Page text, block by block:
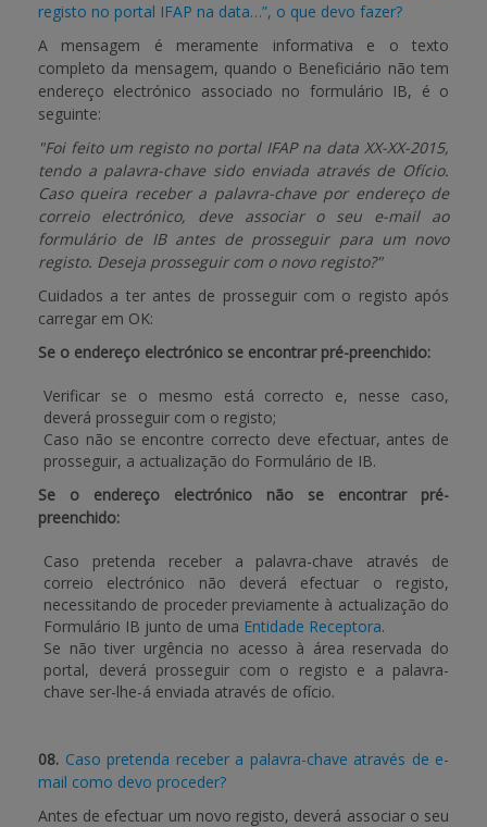
registo no portal IFAP na data…”, o que devo fazer?
A mensagem é meramente informativa e o texto
completo da mensagem, quando o Beneficiário não tem
endereço electrónico associado no formulário IB, é o
seguinte:
"Foi feito um registo no portal IFAP na data XX-XX-2015,
tendo a palavra-chave sido enviada através de Ofício.
Caso queira receber a palavra-chave por endereço de
correio electrónico, deve associar o seu e-mail ao
formulário de IB antes de prosseguir para um novo
registo. Deseja prosseguir com o novo registo?"
Cuidados a ter antes de prosseguir com o registo após
carregar em OK:
Se o endereço electrónico se encontrar pré-preenchido:
Verificar se o mesmo está correcto e, nesse caso,
deverá prosseguir com o registo;
Caso não se encontre correcto deve efectuar, antes de
prosseguir, a actualização do Formulário de IB.
Se o endereço electrónico não se encontrar pré-
preenchido:
Caso pretenda receber a palavra-chave através de
correio electrónico não deverá efectuar o registo,
necessitando de proceder previamente à actualização do
Formulário IB junto de uma Entidade Receptora.
Se não tiver urgência no acesso à área reservada do
portal, deverá prosseguir com o registo e a palavra-
chave ser-lhe-á enviada através de ofício.
08. Caso pretenda receber a palavra-chave através de e-
mail como devo proceder?
Antes de efectuar um novo registo, deverá associar o seu